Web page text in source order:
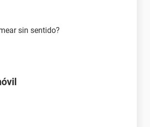
sin sentido?